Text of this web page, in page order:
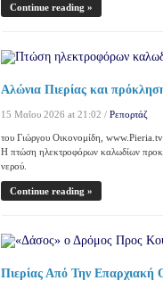
Continue reading »
Αλώνια Πιερίας και
15 Μαΐου 2026 at 21:02 / Ρεπορτάζ
του Γιώργου Οικονομίδη,
Η πτώση ηλεκτροφόρων καλωδίων
νερού.
Continue reading »
Πιερίας Από Την Επαρχιακή